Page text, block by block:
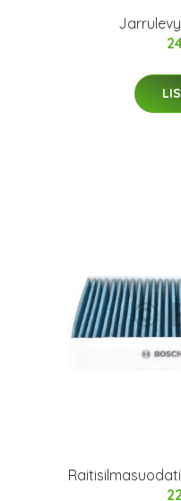
Jarrulevy